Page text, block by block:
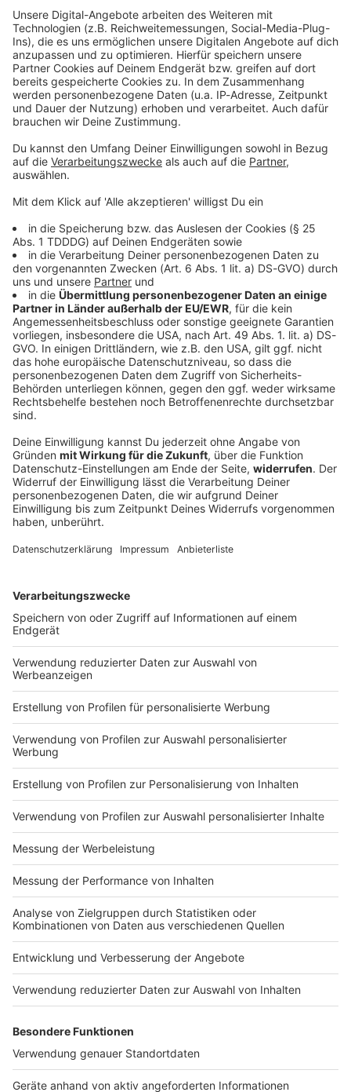
Studio Hotline
Kontaktformular
Sprachnachricht
© dpa-infocom, dpa:260709-930-358287/1
Bayern
Gewalt bei «Schanzenfest» rund um YouTuber
«Drachenlord»
Schon im vergangenen Jahr kamen Tausende in den
früheren Wohnort des YouTubers «Drachenlord». Nun
«Schanzenfest» ausrücken. Die Bilanz.
DEINE GEMERKTEN ARTIKEL
Du hast dir noch keine Artikel gemerkt
Markiere sie hierfür mit einem
Impressum
Nutzungsbedingungen
Jobs
Presse
Werben
Archiv
ANTENNE BAYERN GROUP
Kontakt
Studio-Hotline
Verkehrs-Hotline
Newsletter